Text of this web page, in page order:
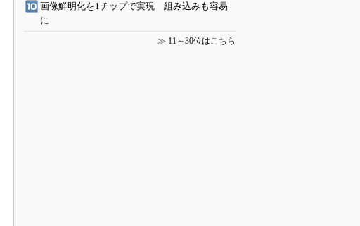
画像鮮明化を1チップで実現 組み込みも容易
に
≫ 11～30位はこちら